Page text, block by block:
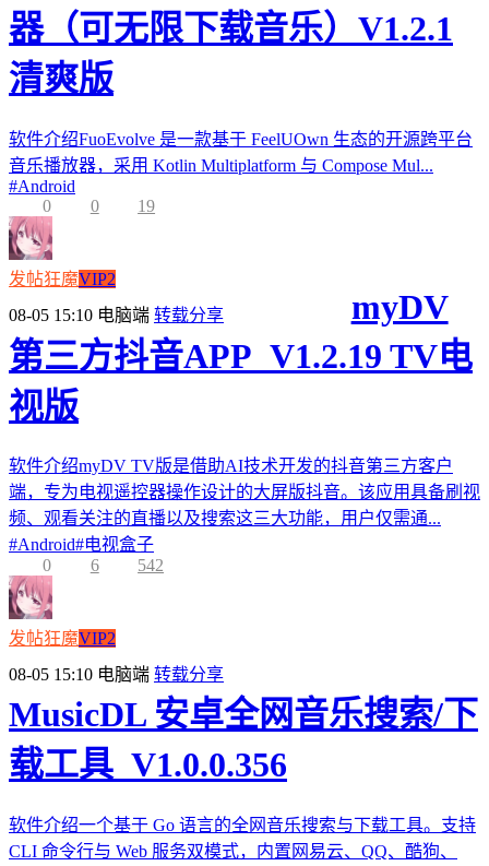
器（可无限下载音乐）V1.2.1
清爽版
软件介绍FuoEvolve 是一款基于 FeelUOwn 生态的开源跨平台
音乐播放器，采用 Kotlin Multiplatform 与 Compose Mul...
#Android
0
0 19
发帖狂魔VIP2
08-05 15:10 电脑端 转载分享
myDV
第三方抖音APP_V1.2.19 TV电
视版
软件介绍myDV TV版是借助AI技术开发的抖音第三方客户
端，专为电视遥控器操作设计的大屏版抖音。该应用具备刷视
频、观看关注的直播以及搜索这三大功能，用户仅需通...
#Android#电视盒子
0
6 542
发帖狂魔VIP2
08-05 15:10 电脑端 转载分享
MusicDL 安卓全网音乐搜索/下
载工具_V1.0.0.356
软件介绍一个基于 Go 语言的全网音乐搜索与下载工具。支持
CLI 命令行与 Web 服务双模式，内置网易云、QQ、酷狗、